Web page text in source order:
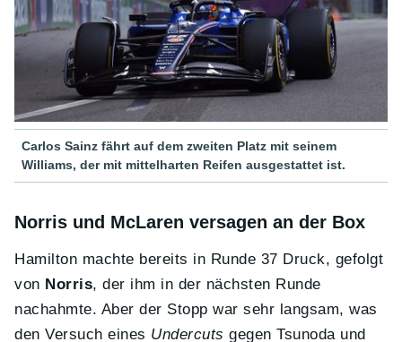
Carlos Sainz fährt auf dem zweiten Platz mit seinem
Williams, der mit mittelharten Reifen ausgestattet ist.
Norris und McLaren versagen an der Box
Hamilton machte bereits in Runde 37 Druck, gefolgt
von Norris, der ihm in der nächsten Runde
nachahmte. Aber der Stopp war sehr langsam, was
den Versuch eines Undercuts gegen Tsunoda und